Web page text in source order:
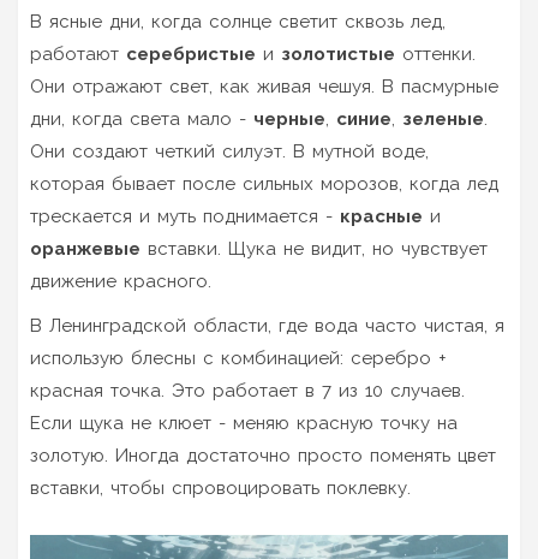
В ясные дни, когда солнце светит сквозь лед,
работают серебристые и золотистые оттенки.
Они отражают свет, как живая чешуя. В пасмурные
дни, когда света мало - черные, синие, зеленые.
Они создают четкий силуэт. В мутной воде,
которая бывает после сильных морозов, когда лед
трескается и муть поднимается - красные и
оранжевые вставки. Щука не видит, но чувствует
движение красного.
В Ленинградской области, где вода часто чистая, я
использую блесны с комбинацией: серебро +
красная точка. Это работает в 7 из 10 случаев.
Если щука не клюет - меняю красную точку на
золотую. Иногда достаточно просто поменять цвет
вставки, чтобы спровоцировать поклевку.